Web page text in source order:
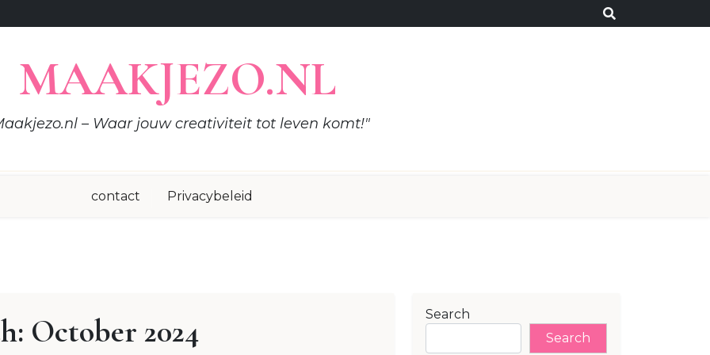
MAAKJEZO.NL
– Waar jouw creativiteit tot leven komt!"
contact Privacybeleid
October 2024
Search
Search